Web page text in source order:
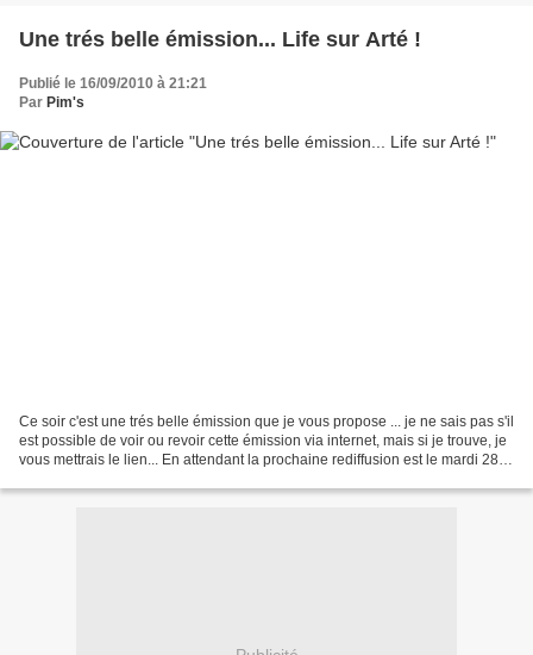
Une trés belle émission... Life sur Arté !
Publié le 16/09/2010 à 21:21
Par Pim's
Ce soir c'est une trés belle émission que je vous propose ... je ne sais pas s'il
est possible de voir ou revoir cette émission via internet, mais si je trouve, je
vous mettrais le lien... En attendant la prochaine rediffusion est le mardi 28